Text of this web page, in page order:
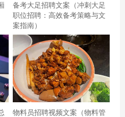
的东西，包括形状，设计。别
便宜，不错。会经常去的
备考大足招聘文案（冲刺大足
职位招聘：高效备考策略与文
案指南）
物料员招聘视频文案（物料管